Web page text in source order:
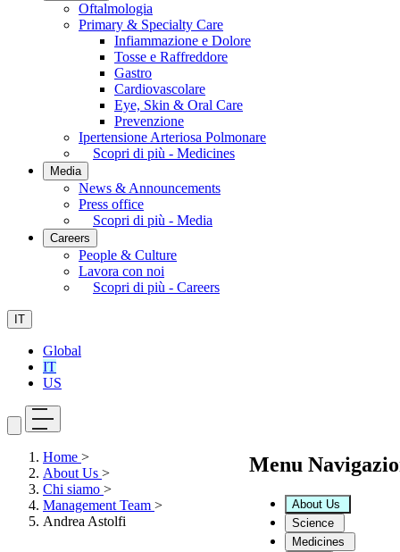
Oftalmologia
Primary & Specialty Care
Infiammazione e Dolore
Tosse e Raffreddore
Gastro
Cardiovascolare
Eye, Skin & Oral Care
Prevenzione
Ipertensione Arteriosa Polmonare
Scopri di più - Medicines
Media
News & Announcements
Press office
Scopri di più - Media
Careers
People & Culture
Lavora con noi
Scopri di più - Careers
IT
Global
IT
US
Menu
About Us
Science
Medicines
Home >
About Us >
Chi siamo >
Management Team >
Andrea Astolfi